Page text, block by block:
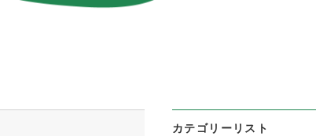
カテゴリーリスト